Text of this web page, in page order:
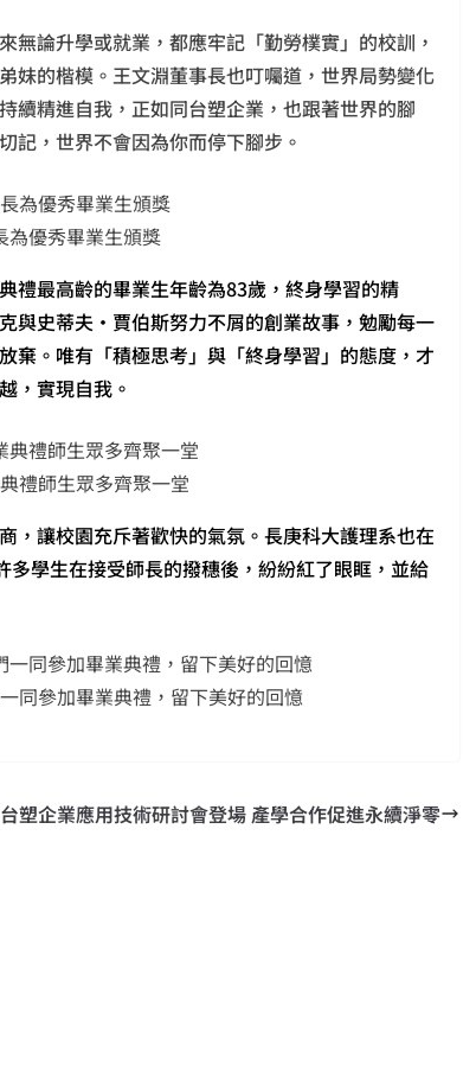
論升學或就業，都應牢記「勤勞樸實」的校訓，
妹的楷模。王文淵董事長也叮囑道，世界局勢變化
續精進自我，正如同台塑企業，也跟著世界的腳
記，世界不會因為你而停下腳步。
為優秀畢業生頒獎
禮最高齡的畢業生年齡為83歲，終身學習的精
與史蒂夫·賈伯斯努力不屑的創業故事，勉勵每一
棄。唯有「積極思考」與「終身學習」的態度，才
，實現自我。
禮師生眾多齊聚一堂
，讓校園充斥著歡快的氣氛。長庚科大護理系也在
學生在接受師長的撥穗後，紛紛紅了眼眶，並給
同參加畢業典禮，留下美好的回憶
台塑企業應用技術研討會登場 產學合作促進永續淨零